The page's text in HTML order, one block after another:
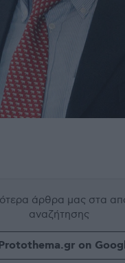
άρθρα μας στα
αναζήτησης
on